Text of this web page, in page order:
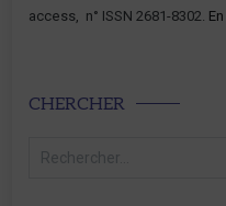
access, n° ISSN 2681-8302.
CHERCHER